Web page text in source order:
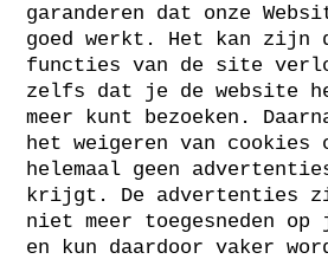
garanderen dat onze
goed werkt. Het kan zijn
functies van de site
zelfs dat je de website
meer kunt bezoeken.
het weigeren van
helemaal geen
krijgt. De advertenties
niet meer toegesneden op
en kun daardoor vaker